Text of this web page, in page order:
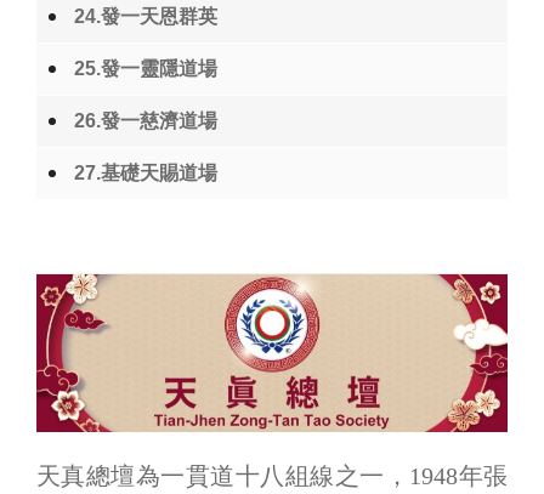
24.發一天恩群英
25.發一靈隱道場
26.發一慈濟道場
27.基礎天賜道場
天真總壇為一貫道十八組線之一，1948年張